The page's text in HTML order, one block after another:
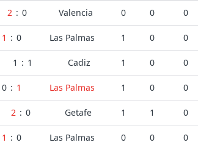
2 : 0 Valencia 0 0 0
1 : 0 Las Palmas 1 0 0
1 : 1 Cadiz 1 0 0
0 : 1 Las Palmas 1 0 0
2 : 0 Getafe 1 1 0
1 : 0 Las Palmas 0 0 0